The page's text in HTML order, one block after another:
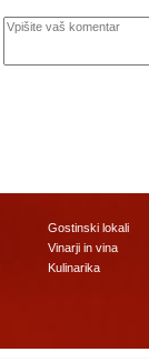
Gostinski lokali
Vinarji in vina
Kulinarika